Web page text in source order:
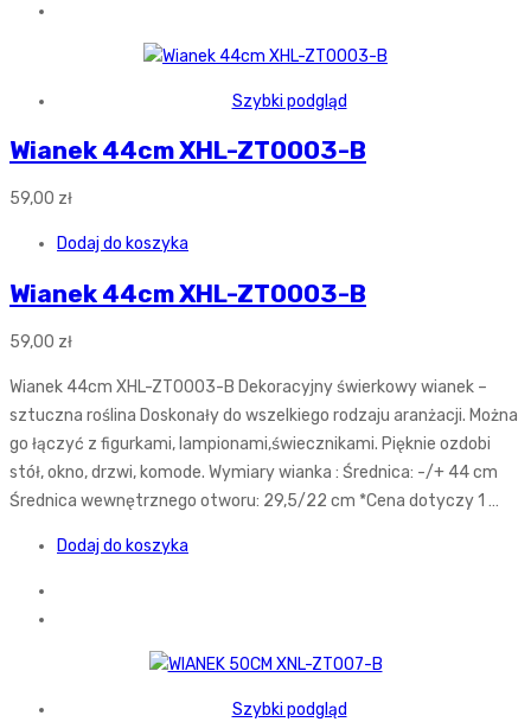
Szybki podgląd
Wianek 44cm XHL-ZT0003-B
59,00 zł
Dodaj do koszyka
Wianek 44cm XHL-ZT0003-B
59,00 zł
Wianek 44cm XHL-ZT0003-B Dekoracyjny świerkowy wianek –
sztuczna roślina Doskonały do wszelkiego rodzaju aranżacji. Można
go łączyć z figurkami, lampionami,świecznikami. Pięknie ozdobi
stół, okno, drzwi, komode. Wymiary wianka : Średnica: -/+ 44 cm
Średnica wewnętrznego otworu: 29,5/22 cm *Cena dotyczy 1 …
Dodaj do koszyka
Szybki podgląd